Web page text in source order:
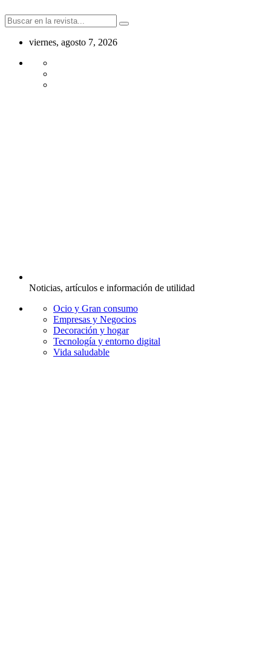
viernes, agosto 7, 2026
Noticias, artículos e información de utilidad
Ocio y Gran consumo
Empresas y Negocios
Decoración y hogar
Tecnología y entorno digital
Vida saludable